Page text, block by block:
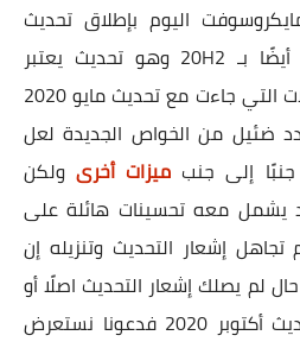
اليوم بإطلاق تحديث
"أكتوبر 2020" والمعروف أيضًا بـ 20H2 وهو تحديث يعتبر
مُكمل للتحسينات والتعديلات التي جاءت مع تحديث مايو 2020
ضئيل من الخواص الجديدة لعل
جنبًا إلى جنب ميزات أخرىولكن
يشمل معه تحسينات هائلة على
إشعار التحديث وتنزيله إن
لم يصلك إشعار التحديث اصلًا أو
لا تعرف كيفية تحميل تحديث أكتوبر 2020 فدعونا نستعرض